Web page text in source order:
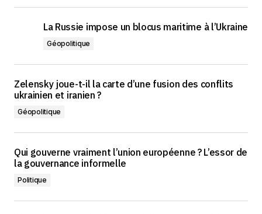
La Russie impose un blocus maritime à l’Ukraine
Géopolitique
Zelensky joue-t-il la carte d’une fusion des conflits
ukrainien et iranien ?
Géopolitique
Qui gouverne vraiment l’union européenne ? L’essor de
la gouvernance informelle
Politique